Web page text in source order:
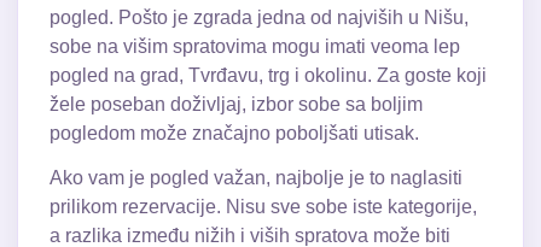
pogled. Pošto je zgrada jedna od najviših u Nišu,
sobe na višim spratovima mogu imati veoma lep
pogled na grad, Tvrđavu, trg i okolinu. Za goste koji
žele poseban doživljaj, izbor sobe sa boljim
pogledom može značajno poboljšati utisak.
Ako vam je pogled važan, najbolje je to naglasiti
prilikom rezervacije. Nisu sve sobe iste kategorije,
a razlika između nižih i viših spratova može biti